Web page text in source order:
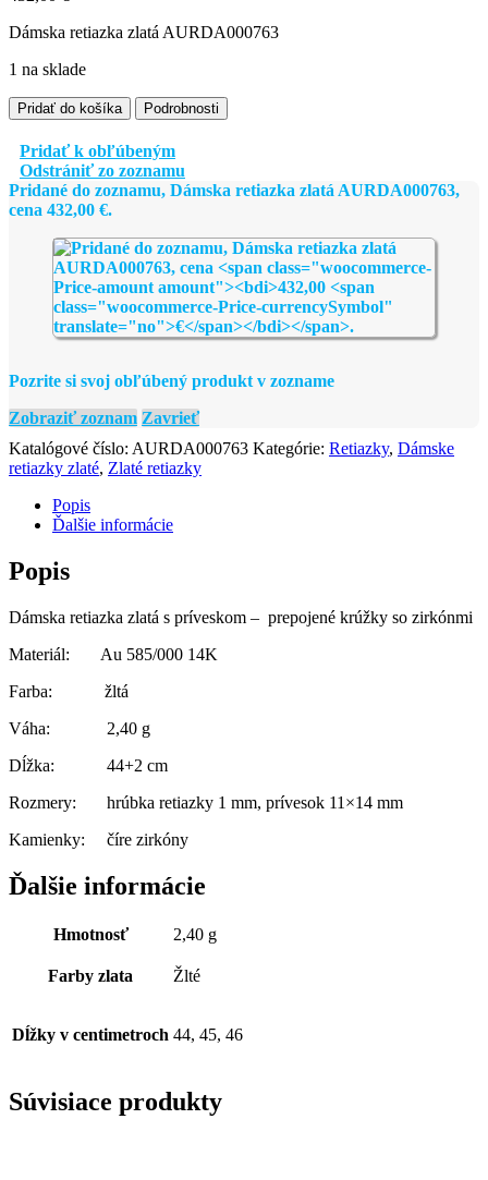
Dámska retiazka zlatá AURDA000763
1 na sklade
množstvo
Dámska
retiazka
zlatá
AURDA000763
Pridať do košíka Podrobnosti
Pridať k obľúbeným
Odstrániť zo zoznamu
Pridané do zoznamu, Dámska retiazka zlatá AURDA000763,
cena 432,00 €.
Pozrite si svoj obľúbený produkt v zozname
Zobraziť zoznam Zavrieť
Katalógové číslo: AURDA000763 Kategórie: Retiazky, Dámske
retiazky zlaté, Zlaté retiazky
Popis
Ďalšie informácie
Popis
Dámska retiazka zlatá s príveskom – prepojené krúžky so zirkónmi
Materiál: Au 585/000 14K
Farba: žltá
Váha: 2,40 g
Dĺžka: 44+2 cm
Rozmery: hrúbka retiazky 1 mm, prívesok 11×14 mm
Kamienky: číre zirkóny
Ďalšie informácie
Hmotnosť 2,40 g
Farby zlata Žlté
Dĺžky v centimetroch 44, 45, 46
Súvisiace produkty